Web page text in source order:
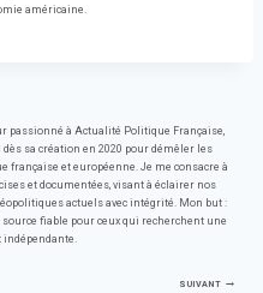
américaine.
passionné à Actualité Politique Française,
sa création en 2020 pour démêler les
française et européenne. Je me consacre à
et documentées, visant à éclairer nos
actuels avec intégrité. Mon but :
fiable pour ceux qui recherchent une
SUIVANT